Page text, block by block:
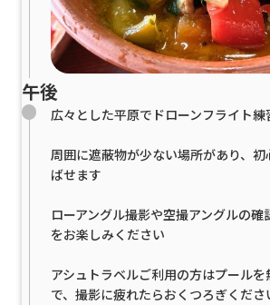
午後
広々とした平原でドローンフライト練
周囲に遮蔽物が少ない場所があり、
ばせます
ローアングル撮影や空撮アングルの
をお楽しみください
アシュトラベルご利用の方はプール
で、撮影に疲れたらおくつろぎくださ